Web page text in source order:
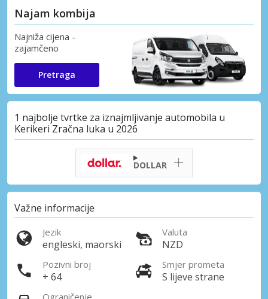
Najam kombija
Najniža cijena -
zajamčeno
Pretraga
1 najbolje tvrtke za iznajmljivanje automobila u
Kerikeri Zračna luka u 2026
DOLLAR
Važne informacije
Jezik
engleski, maorski
Valuta
NZD
Pozivni broj
+ 64
Smjer prometa
S lijeve strane